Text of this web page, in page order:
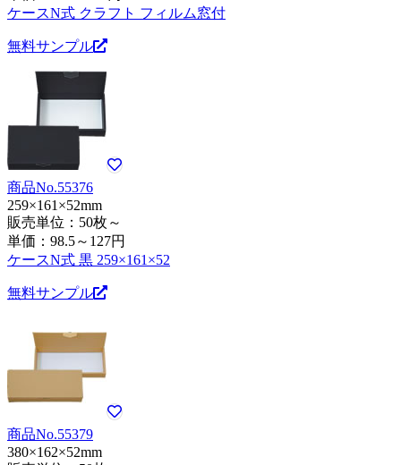
ケースN式 クラフト フィルム窓付
無料サンプル
商品No.55376
259×161×52mm
販売単位：50枚～
単価： 98.5～127円
ケースN式 黒 259×161×52
無料サンプル
商品No.55379
380×162×52mm